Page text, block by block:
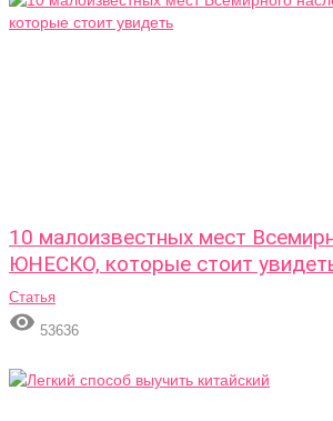
10 малоизвестных мест
ЮНЕСКО, которые стоит
Статья
 53636